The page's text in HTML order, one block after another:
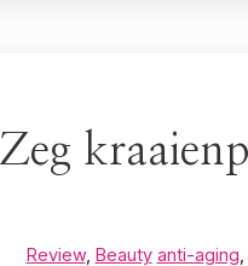
Zeg
Review, Beauty anti-aging